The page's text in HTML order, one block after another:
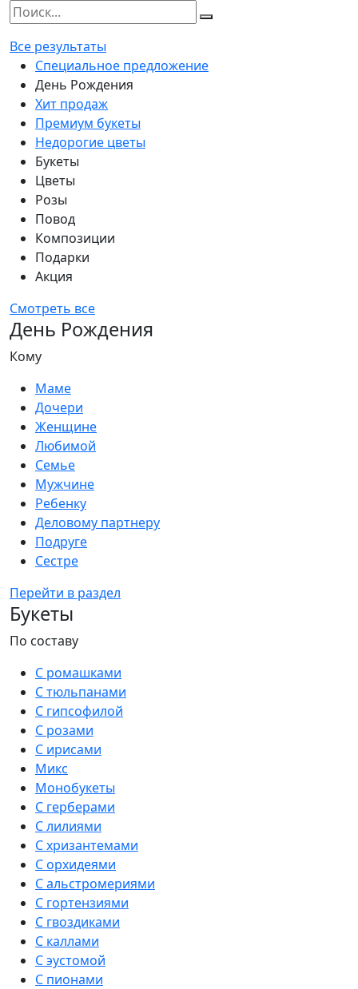
Все результаты
Специальное предложение
День Рождения
Хит продаж
Премиум букеты
Недорогие цветы
Букеты
Цветы
Розы
Повод
Композиции
Подарки
Акция
Смотреть все
День Рождения
Кому
Маме
Дочери
Женщине
Любимой
Семье
Мужчине
Ребенку
Деловому партнеру
Подруге
Сестре
Перейти в раздел
Букеты
По составу
С ромашками
С тюльпанами
С гипсофилой
С розами
С ирисами
Микс
Монобукеты
С герберами
С лилиями
С хризантемами
С орхидеями
С альстромериями
С гортензиями
С гвоздиками
С каллами
С эустомой
С пионами